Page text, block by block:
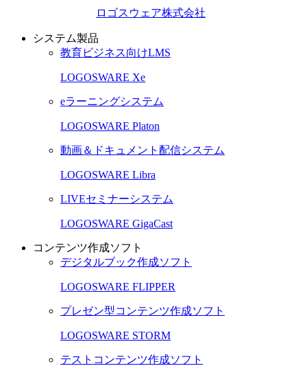
ロゴスウェア株式会社
システム製品
教育ビジネス向けLMS
LOGOSWARE Xe
eラーニングシステム
LOGOSWARE Platon
動画＆ドキュメント配信システム
LOGOSWARE Libra
LIVEセミナーシステム
LOGOSWARE GigaCast
コンテンツ作成ソフト
デジタルブック作成ソフト
LOGOSWARE FLIPPER
プレゼン型コンテンツ作成ソフト
LOGOSWARE STORM
テストコンテンツ作成ソフト